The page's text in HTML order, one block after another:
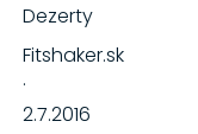
Dezerty
Fitshaker.sk
·
2.7.2016